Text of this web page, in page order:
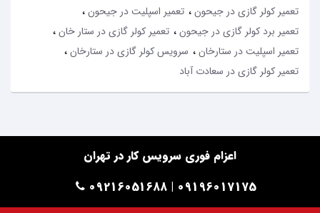
تعمیر کولر گازی در جیحون
تعمیر اسپلیت در جیحون
تعمیر برد کولر گازی در جیحون
تعمیر کولر گازی در ستار خان
تعمیر اسپلیت در ستارخان
سرویس کولر گازی در ستارخان
تعمیر کولر گازی در سعادت آباد
اعزام فوری سرویس کار در تهران
09196017175 | 09216051688